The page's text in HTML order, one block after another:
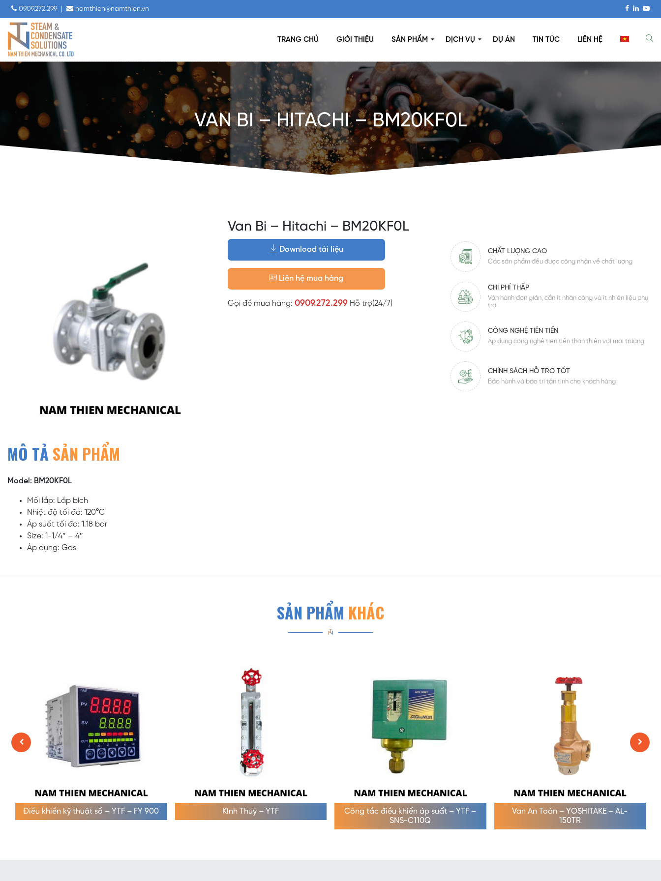
0909.272.299 namthien@namthien.vn
TRANG CHỦ GIỚI THIỆU SẢN PHẨM DỊCH VỤ DỰ ÁN TIN TỨC LIÊN HỆ
VAN BI – HITACHI – BM20KF0L
Van Bi – Hitachi – BM20KF0L
Download tài liệu
Liên hệ mua hàng
Gọi để mua hàng: 0909.272.299Hỗ trợ(24/7)
CHẤT LƯỢNG CAO
Các sản phẩm đều được công nhận về chất lượng
CHI PHÍ THẤP
Vận hành đơn giản, cần ít nhân công và ít nhiên liệu phụ
trợ
CÔNG NGHỆ TIÊN TIẾN
Áp dụng công nghệ tiên tiến thân thiện với môi trường
CHÍNH SÁCH HỖ TRỢ TỐT
Bảo hành và bảo trì tận tình cho khách hàng
MÔ TẢ SẢN PHẨM
Model: BM20KF0L
Mối lắp: Lắp bích
Nhiệt độ tối đa: 120°C
Áp suất tối đa: 1.18 bar
Size: 1-1/4″ – 4″
Áp dụng: Gas
SẢN PHẨM KHÁC
Điều khiển kỹ thuật số – YTF – FY 900 Kính Thuỷ – YTF
Công tắc điều khiển áp suất – YTF –
SNS-C110Q
Van An Toàn – YOSHITAKE – AL-
150TR